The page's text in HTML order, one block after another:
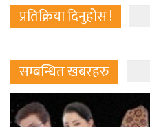
प्रतिक्रिया दिनुहोस !
सम्बन्धित खबरहरु